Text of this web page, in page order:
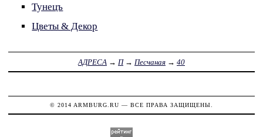
Тунецъ
Цветы & Декор
АДРЕСА → П→ Песчаная → 40
© 2014 ARMBURG.RU — ВСЕ ПРАВА ЗАЩИЩЕНЫ.